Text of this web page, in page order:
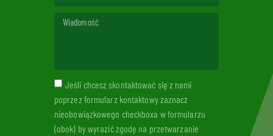
Jeśli chcesz skontaktować się z nami
poprzez formularz kontaktowy zaznacz
nieobowiązkowego checkboxa w formularzu
(obok) by wyrazić zgodę na przetwarzanie